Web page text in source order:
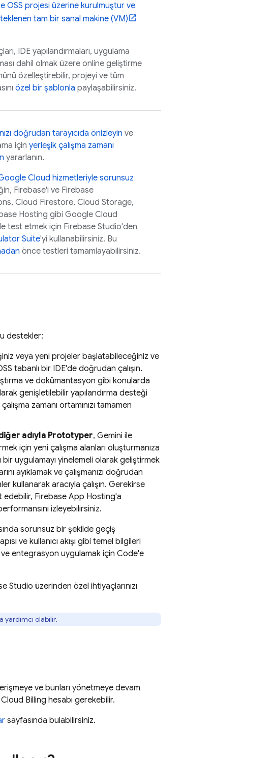
OSS projesi üzerine kurulmuştur ve
tam bir sanal makine (VM)
IDE yapılandırmaları, uygulama
dahil olmak üzere online geliştirme
özelleştirebilir, projeyi ve tüm
özel bir şablonla paylaşabilirsiniz.
doğrudan tarayıcıda önizleyin ve
için yerleşik çalışma zamanı
yararlanın.
Cloud hizmetleriyle sorunsuz
Firebase'i ve Firebase
, Cloud Firestore, Cloud Storage,
Hosting gibi Google Cloud
test etmek için Firebase Studio'den
Suite'yi kullanabilirsiniz. Bu
önce testleri tamamlayabilirsiniz.
destekler:
veya yeni projeler başlatabileceğiniz ve
tabanlı bir IDE'de doğrudan çalışın.
ve dokümantasyon gibi konularda
genişletilebilir yapılandırma desteği
zamanı ortamınızı tamamen
adıyla Prototyper, Gemini ile
için yeni çalışma alanları oluşturmanıza
bir uygulamayı yinelemeli olarak geliştirmek
ayıklamak ve çalışmanızı doğrudan
kullanarak aracıyla çalışın. Gerekirse
edebilir, Firebase App Hosting'a
izleyebilirsiniz.
sorunsuz bir şekilde geçiş
ve kullanıcı akışı gibi temel bilgileri
entegrasyon uygulamak için Code'e
Studio üzerinden özel ihtiyaçlarınızı
yardımcı olabilir.
ve bunları yönetmeye devam
Cloud Billing hesabı gerekebilir.
sayfasında bulabilirsiniz.